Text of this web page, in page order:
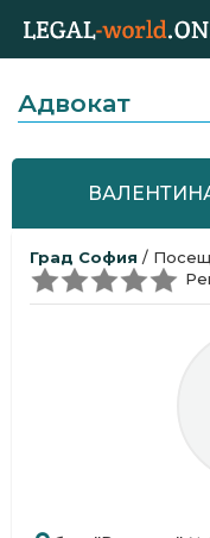
Адвокат
Град София /